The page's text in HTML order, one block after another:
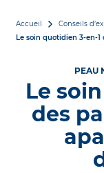
Accueil Conseils
Le soin quotidien 3-en-
PEAU
Le
des